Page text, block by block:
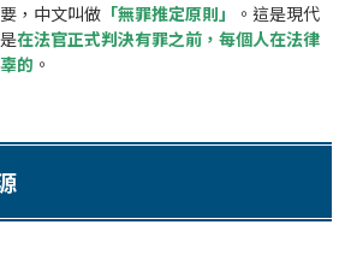
，中文叫做 「無罪推定原則」
。這是現代
在法官正式判決有罪之前，每個人在法律
的 。